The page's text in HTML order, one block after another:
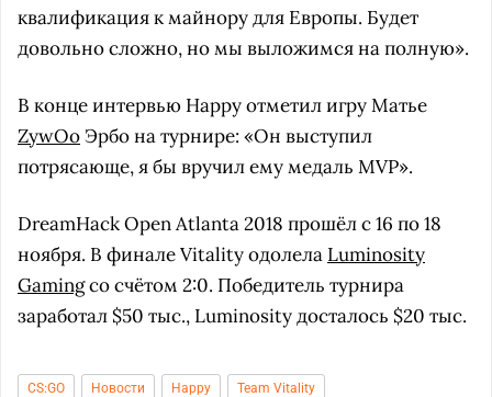
квалификация к майнору для Европы. Будет
довольно сложно, но мы выложимся на полную».
В конце интервью Happy отметил игру Матье
ZywOoЭрбо на турнире: «Он выступил
потрясающе, я бы вручил ему медаль MVP».
DreamHack Open Atlanta 2018 прошёл с 16 по 18
ноября. В финале Vitality одолела Luminosity
Gamingсо счётом 2:0. Победитель турнира
заработал $50 тыс., Luminosity досталось $20 тыс.
CS:GO Новости Happy Team Vitality